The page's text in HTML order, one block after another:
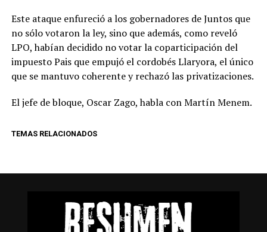
Este ataque enfureció a los gobernadores de Juntos que
no sólo votaron la ley, sino que además, como reveló
LPO, habían decidido no votar la coparticipación del
impuesto Pais que empujó el cordobés Llaryora, el único
que se mantuvo coherente y rechazó las privatizaciones.
El jefe de bloque, Oscar Zago, habla con Martín Menem.
TEMAS RELACIONADOS